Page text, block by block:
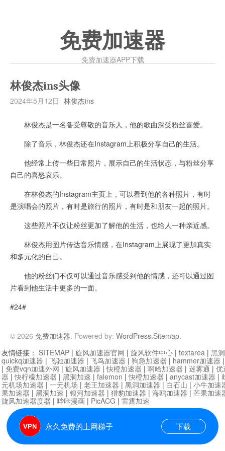
免费加速器
免费加速器APP下载
林俊杰ins头像
2024年5月12日 林俊杰ins
林俊杰是一名备受尊敬的音乐人，他的歌曲深受粉丝喜爱。
除了音乐，林俊杰还在Instagram上积极分享自己的生活。
他经常上传一些日常照片，展示自己的生活状态，与粉丝分享
自己的喜怒哀乐。
在林俊杰的Instagram主页上，可以看到他的各种照片，有时
是演唱会的照片，有时是旅行的照片，有时是和朋友一起的照片。
这些照片不仅让粉丝更加了解他的生活，也给人一种亲近感。
林俊杰用图片传达音乐情感，在Instagram上展现了更加真实
和多元化的自己。
他的粉丝们不仅可以通过音乐感受到他的情感，还可以通过图
片看到他生活中更多的一面。
#24#
© 2026 免费加速器. Powered by: WordPress.Sitemap.
永久免费的上网梯子 下载
友情链接： SITEMAP | 旋风加速器官网 | 旋风软件中心 | textarea | 黑
quickq加速器 | 飞驰加速器 | 飞鸟加速器 | 狗急加速器 | hammer加速器
| 免费vqn加速外网 | 旋风加速器 |快橙加速器 | 啊哈加速器 | 迷雾通 | 优
器 |快柠檬加速器 | 黑洞加速 | falemon |快橙加速器 | anycast加速器 |
元机场加速器 | 一元机场 | 老王加速器 | 黑洞加速器 | 白石山 | 小牛加速
果加速器 | 黑洞加速 | 银河加速器 | 猎豹加速器 | 海鸥加速器 | 芒果加速
旋风加速器度器 | 哔咔漫画 | PicACG | 雷霆加速